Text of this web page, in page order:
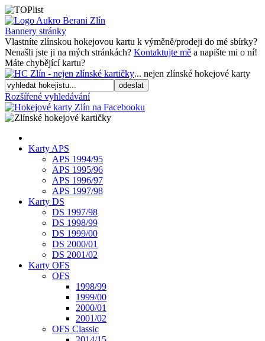
Bannery stránky
Vlastníte zlínskou hokejovou kartu k výměně/prodeji do mé sbírky?
Nenašli jste ji na mých stránkách? Kontaktujte mě a napište mi o ní!
Máte chybějící kartu?
... nejen zlínské hokejové karty
odeslat
Rozšířené vyhledávání
Karty APS
APS 1994/95
APS 1995/96
APS 1996/97
APS 1997/98
Karty DS
DS 1997/98
DS 1998/99
DS 1999/00
DS 2000/01
DS 2001/02
Karty OFS
OFS
1998/99
1999/00
2000/01
2001/02
OFS Classic